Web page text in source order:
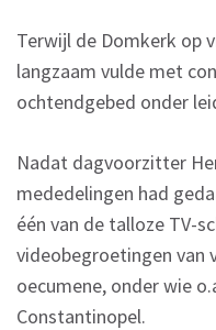
Terwijl de Domkerk op
langzaam vulde met
ochtendgebed onder
Nadat dagvoorzitter
mededelingen had
één van de talloze TV-
videobegroetingen van
oecumene, onder wie
Constantinopel.